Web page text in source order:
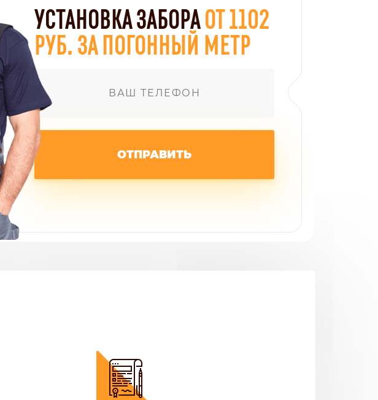
УСТАНОВКА ЗАБОРАОТ 1102
РУБ. ЗА ПОГОННЫЙ МЕТР
ОТПРАВИТЬ